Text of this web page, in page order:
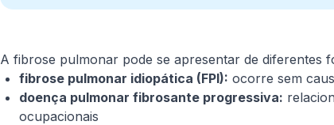
A fibrose pulmonar pode se apresentar de diferentes
fibrose pulmonar idiopática (FPI): ocorre sem
doença pulmonar fibrosante progressiva:
ocupacionais